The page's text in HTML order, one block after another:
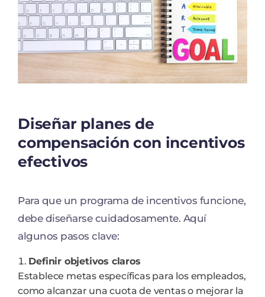
Diseñar planes de
compensación con incentivos
efectivos
Para que un programa de incentivos funcione,
debe diseñarse cuidadosamente. Aquí
algunos pasos clave:
Definir objetivos claros
Establece metas específicas para los empleados,
como alcanzar una cuota de ventas o mejorar la